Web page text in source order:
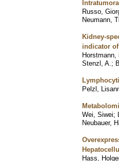
Russo,
Neumann,
Kidney-
indicator
Horstmann,
Stenzl, A. ;
Pelzl,
Wei, Siwei;
Neubauer,
Hass,